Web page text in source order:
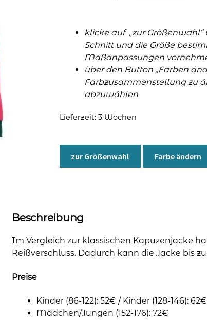
klicke auf „zur
Schnitt und die Größe
Maßanpassungen
über den Button „Farben
Farbzusammenstellung zu
abzuwählen
Lieferzeit: 3 Wochen
zur Größenwahl Farbe ändern
Beschreibung
Im Vergleich zur klassischen Kapuzenjacke
Reißverschluss. Dadurch kann die Jacke bis
Preise
Kinder (86-122): 52€ / Kinder (128-146): 62€
Mädchen/Jungen (152-176): 72€